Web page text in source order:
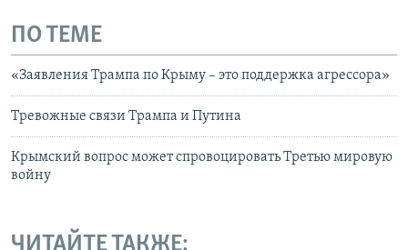
ПО ТЕМЕ
«Заявления Трампа по Крыму – это поддержка агрессора»
Тревожные связи Трампа и Путина
Крымский вопрос может спровоцировать Третью мировую
войну